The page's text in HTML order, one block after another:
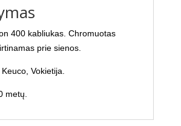
400 kabliukas. Chromuotas
prie sienos.
Vokietija.
metų.